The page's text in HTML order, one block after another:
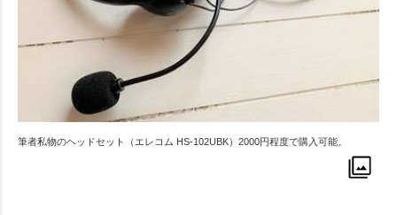
筆者私物のヘッドセット（エレコム HS-102UBK）2000円程度で購入可能。